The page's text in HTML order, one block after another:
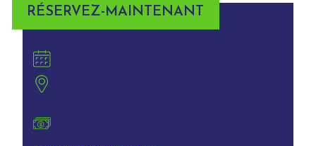
RÉSERVEZ-MAINTENANT